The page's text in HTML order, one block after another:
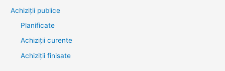
Achiziţii publice
Planificate
Achiziții curente
Achiziții finisate